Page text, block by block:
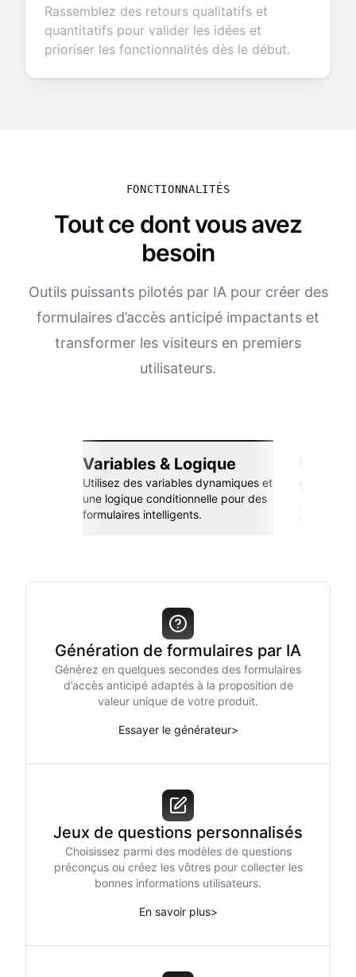
Rassemblez des retours qualitatifs et
quantitatifs pour valider les idées et
prioriser les fonctionnalités dès le début.
FONCTIONNALITÉS
Tout ce dont vous avez
besoin
Outils puissants pilotés par IA pour créer des
formulaires d’accès anticipé impactants et
transformer les visiteurs en premiers
utilisateurs.
Variables & Logique
Utilisez des variables dynamiques et
une logique conditionnelle pour des
formulaires intelligents.
Génération de formulaires par IA
Générez en quelques secondes des formulaires
d’accès anticipé adaptés à la proposition de
valeur unique de votre produit.
Essayer le générateur>
Jeux de questions personnalisés
Choisissez parmi des modèles de questions
préconçus ou créez les vôtres pour collecter les
bonnes informations utilisateurs.
En savoir plus>